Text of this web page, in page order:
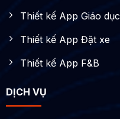
Thiết kế App Giáo dục
Thiết kế App Đặt xe
Thiết kế App F&B
DỊCH VỤ